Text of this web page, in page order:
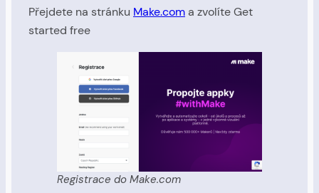
Přejdete na stránku Make.coma zvolíte Get
started free
Registrace do Make.com